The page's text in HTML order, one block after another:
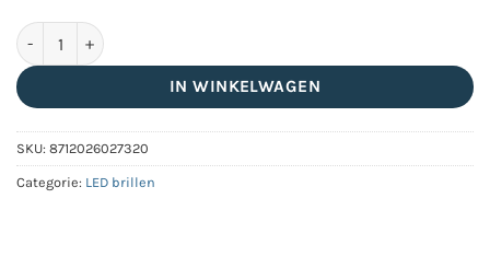
LED partybril roze - Festival bril met 3 lichtstanden aantal
IN WINKELWAGEN
SKU: 8712026027320
Categorie: LED brillen